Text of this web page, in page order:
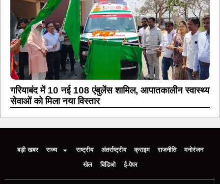
गरियाबंद में 10 नई 108 एंबुलेंस शामिल, आपातकालीन स्वास्थ्य
सेवाओं को मिला नया विस्तार
बड़ी खबर राज्य राष्ट्रीय अंतर्राष्ट्रीय क्राइम राजनीति
मनोरंजन
खेल
विडिओ ई-पेपर